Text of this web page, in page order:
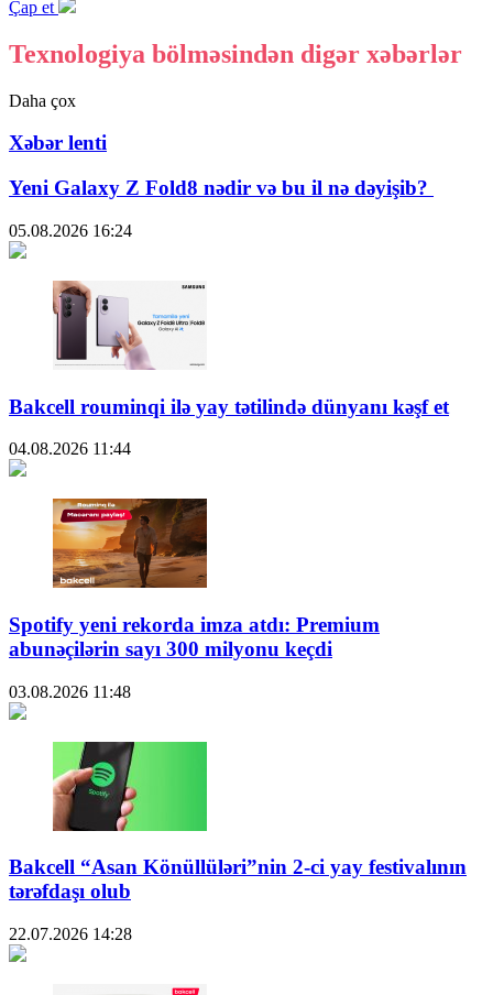
Çap et
Texnologiya bölməsindən digər xəbərlər
Daha çox
Xəbər lenti
Yeni Galaxy Z Fold8 nədir və bu il nə dəyişib?
05.08.2026 16:24
Bakcell rouminqi ilə yay tətilində dünyanı kəşf et
04.08.2026 11:44
Spotify yeni rekorda imza atdı: Premium
abunəçilərin sayı 300 milyonu keçdi
03.08.2026 11:48
Bakcell “Asan Könüllüləri”nin 2-ci yay festivalının
tərəfdaşı olub
22.07.2026 14:28